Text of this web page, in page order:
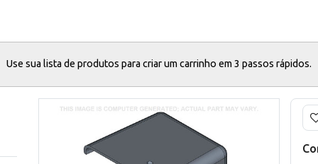
Use sua lista de produtos para criar um carrinho em 3 passos rápidos.